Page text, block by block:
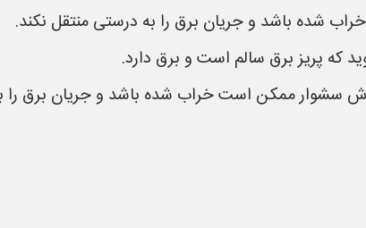
شده باشد و جریان برق را به درستی منتقل نکند.
که پریز برق سالم است و برق دارد.
ممکن است خراب شده باشد و جریان برق را